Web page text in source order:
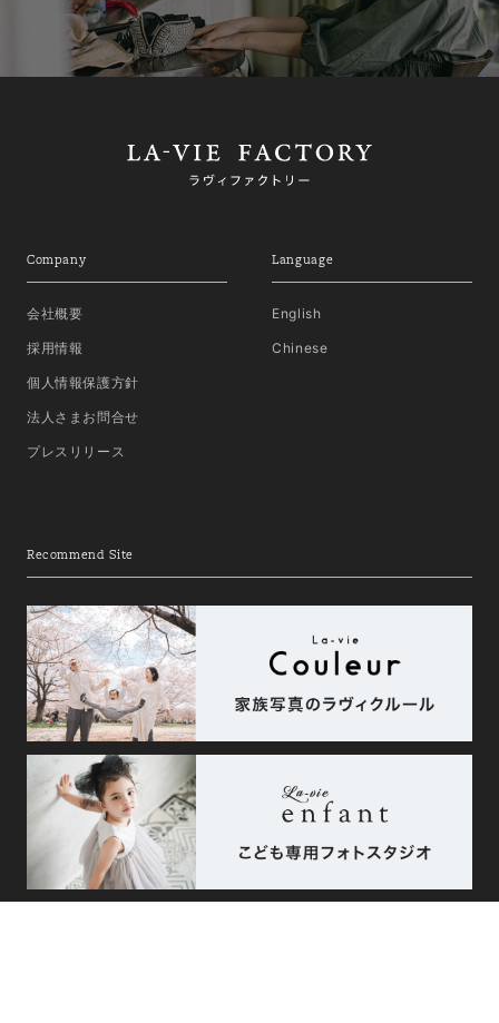
Company
会社概要
採用情報
個人情報保護方針
法人さまお問合せ
プレスリリース
Language
English
Chinese
Recommend Site